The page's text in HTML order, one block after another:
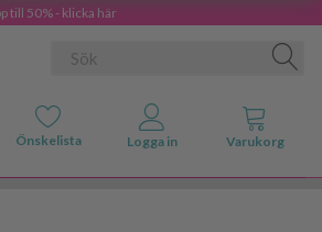
till 50% - klicka här